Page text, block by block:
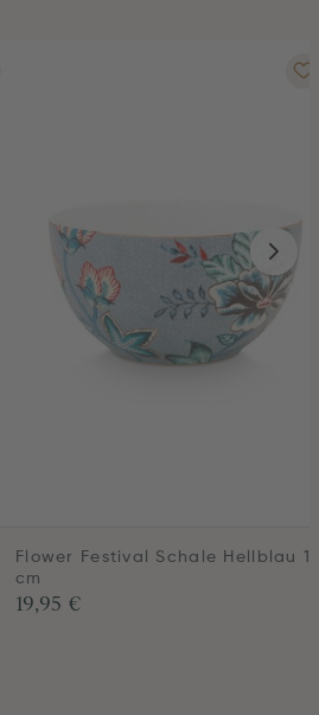
Flower Festival Schale Hellblau
cm
19,95 €